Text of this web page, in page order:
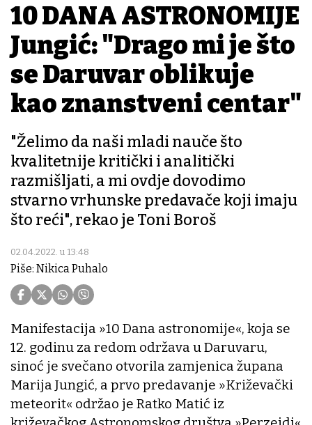
10 DANA ASTRONOMIJE
Jungić: "Drago mi je što
se Daruvar oblikuje
kao znanstveni centar"
"Želimo da naši mladi nauče što
kvalitetnije kritički i analitički
razmišljati, a mi ovdje dovodimo
stvarno vrhunske predavače koji imaju
što reći", rekao je Toni Boroš
02.04.2022. u 13:48
Piše: Nikica Puhalo
Manifestacija »10 Dana astronomije«, koja se
12. godinu za redom održava u Daruvaru,
sinoć je svečano otvorila zamjenica župana
Marija Jungić, a prvo predavanje »Križevački
meteorit« održao je Ratko Matić iz